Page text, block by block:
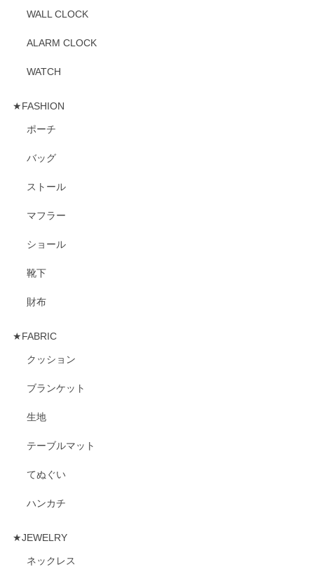
WALL CLOCK
ALARM CLOCK
WATCH
★FASHION
ポーチ
バッグ
ストール
マフラー
ショール
靴下
財布
★FABRIC
クッション
ブランケット
生地
テーブルマット
てぬぐい
ハンカチ
★JEWELRY
ネックレス